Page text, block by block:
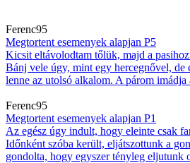
Ferenc95
Megtortent esemenyek alapjan P5
Kicsit eltávolodtam tőlük, majd a
Bánj vele úgy, mint egy hercegnővel, de
lenne az utolsó alkalom. A párom imádja
Ferenc95
Megtortent esemenyek alapjan P1
Az egész úgy indult, hogy eleinte csak
Időnként szóba került, eljátszottunk a
gondolta, hogy egyszer tényleg eljutunk